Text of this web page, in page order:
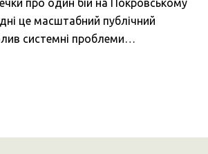
про один бій на Покровському
це масштабний публічний
системні проблеми…